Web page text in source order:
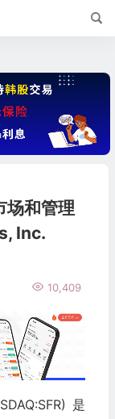
场和管理
Inc.
10,409
是